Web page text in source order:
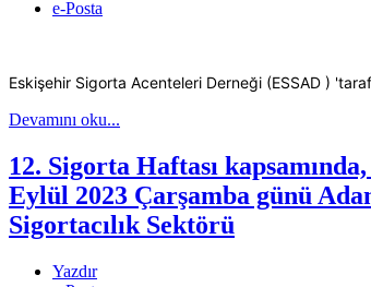
e-Posta
Eskişehir Sigorta Acenteleri Derneği (ESSAD )
Devamını oku...
12. Sigorta Haftası
Eylül 2023 Çarşamba günü
Sigortacılık Sektörü
Yazdır